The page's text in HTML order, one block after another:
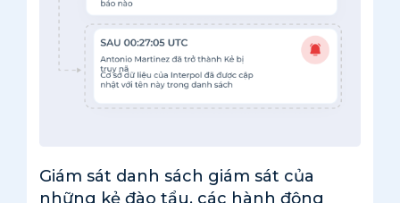
Giám sát danh sách giám sát của
những kẻ đào tẩu, các hành động